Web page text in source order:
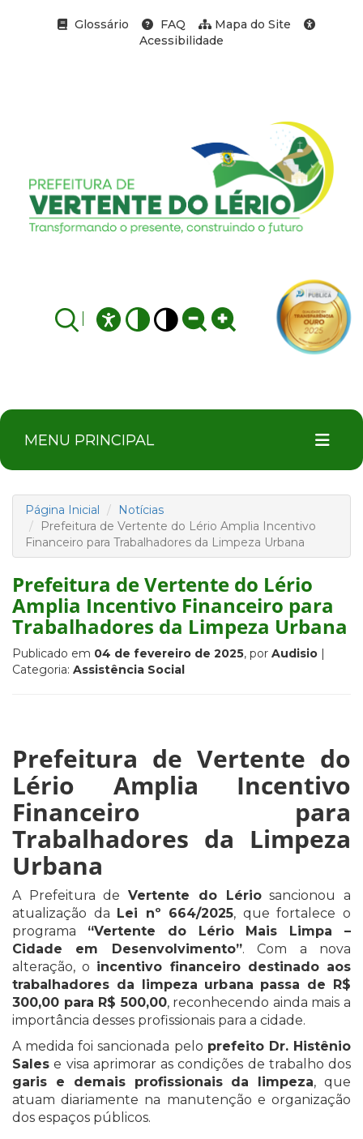
Glossário FAQ
Mapa do Site
Acessibilidade
MENU PRINCIPAL
Página Inicial
Notícias
Prefeitura de Vertente do Lério Amplia Incentivo
Financeiro para Trabalhadores da Limpeza Urbana
Prefeitura de Vertente do Lério
Amplia Incentivo Financeiro para
Trabalhadores da Limpeza Urbana
Publicado em 04 de fevereiro de 2025, por Audisio |
Categoria: Assistência Social
Prefeitura de Vertente do
Lério Amplia Incentivo
Financeiro para
Trabalhadores da Limpeza
Urbana
A Prefeitura deVertente do Lériosancionou a
atualização da Lei nº 664/2025, que fortalece o
programa “Vertente do Lério Mais Limpa –
Cidade em Desenvolvimento”. Com a nova
alteração, o incentivo financeiro destinado aos
trabalhadores da limpeza urbana passa de R$
300,00 para R$ 500,00, reconhecendo ainda mais a
importância desses profissionais para a cidade.
A medida foi sancionada pelo prefeito Dr. Histênio
Sales e visa aprimorar as condições de trabalho dos
garis e demais profissionais da limpeza, que
atuam diariamente na manutenção e organização
dos espaços públicos.